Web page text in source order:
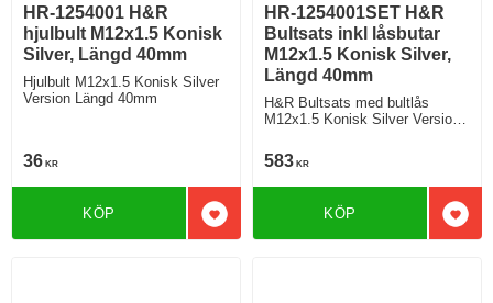
HR-1254001 H&R
hjulbult M12x1.5 Konisk
Silver, Längd 40mm
Hjulbult M12x1.5 Konisk Silver
Version Längd 40mm
36 KR
Lägg till i favoriter
KÖP
HR-1254001SET H&R
Bultsats inkl låsbutar
M12x1.5 Konisk Silver,
Längd 40mm
H&R Bultsats med bultlås
M12x1.5 Konisk Silver Version
583 KR
KÖP